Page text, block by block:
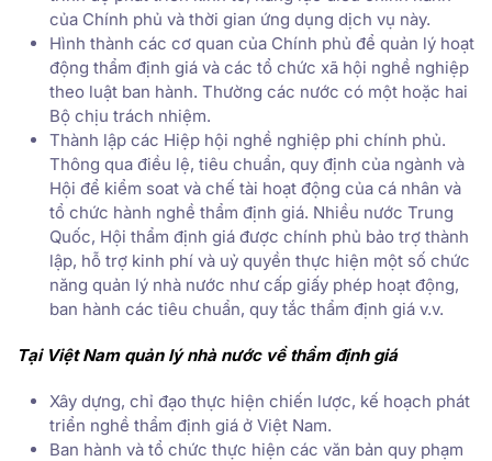
của Chính phủ và thời gian ứng dụng dịch vụ này.
Hình thành các cơ quan của Chính phủ để quản lý hoạt
động thẩm định giá và các tổ chức xã hội nghề nghiệp
theo luật ban hành. Thường các nước có một hoặc hai
Bộ chịu trách nhiệm.
Thành lập các Hiệp hội nghề nghiệp phi chính phủ.
Thông qua điều lệ, tiêu chuẩn, quy định của ngành và
Hội để kiểm soat và chế tài hoạt động của cá nhân và
tổ chức hành nghề thẩm định giá. Nhiều nước Trung
Quốc, Hội thẩm định giá được chính phủ bảo trợ thành
lập, hỗ trợ kinh phí và uỷ quyền thực hiện một số chức
năng quản lý nhà nước như cấp giấy phép hoạt động,
ban hành các tiêu chuẩn, quy tắc thẩm định giá v.v.
Tại Việt Nam quản lý nhà nước về thẩm định giá
Xây dựng, chỉ đạo thực hiện chiến lược, kế hoạch phát
triển nghề thẩm định giá ở Việt Nam.
Ban hành và tổ chức thực hiện các văn bản quy phạm